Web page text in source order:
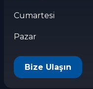
Cumartesi
Pazar
Bize Ulaşın